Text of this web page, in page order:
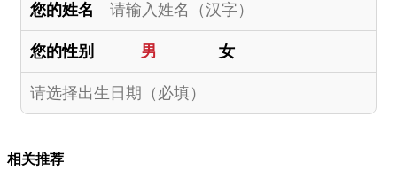
您的姓名
您的性别 男 女
相关推荐